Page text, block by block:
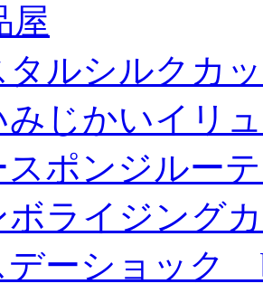
屋
タルシルクカ
みじかいイリ
スポンジルー
ボライジング
デーショック